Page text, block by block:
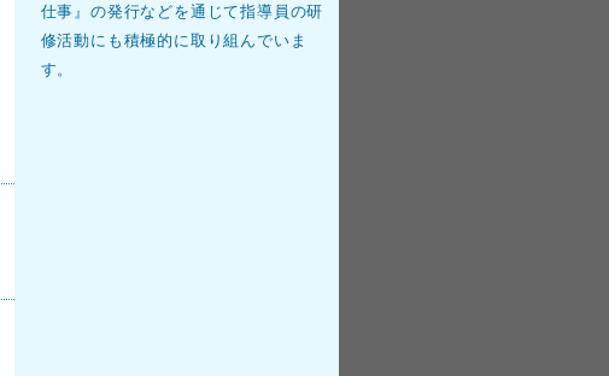
仕事』の発行などを通じて指導員の研
修活動にも積極的に取り組んでいま
す。